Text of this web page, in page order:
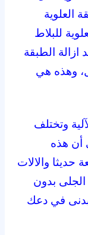
العلوية
للبلاط
ازالة الطبقة
وهذه هي
وتختلف
أن هذه
حديثا والالات
الجلى بدون
بدنى في دعك